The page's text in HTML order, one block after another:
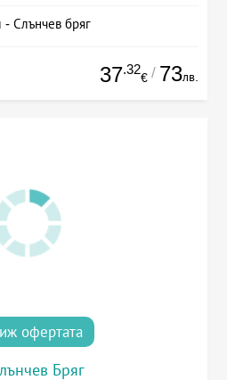
- Слънчев бряг
37.32
€ / 73лв.
офертата
Бряг